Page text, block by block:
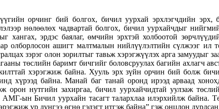
орчинг бий болгох, бичил уурхай эрхлэгчдийн эрх,
нөлөөлөх чадвартай болгох, бичил уурхайчдыг
хангах, эрдэс баялаг, өмчийн эрхтэй холбоотой
олборлосон ашигт малтмалын нийлүүлэлтийн сүлжээг ил
зэрэг олон зорилтыг тавьж хэрэгжүүлэх арга замуудыг
төслийн баримт бичгийг боловсруулах багийн ахлагч
хэрэгжиж байна. Хууль эрх зүйн орчин бий болж
хүрээд байна. Манай баг танай оронд ирээд арваад
орон нутгийн захиргаа, бичил уурхайчидтай уулзаж
ын Бичил уурхайн тасагт талархлаа илэрхийлж байна.
үр дүнгээ өгнө гэдэгт итгэж байна” гэж онцлон